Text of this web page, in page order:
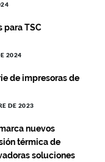
para TSC
2024
de impresoras de
DE 2023
nuevos
térmica de
soluciones